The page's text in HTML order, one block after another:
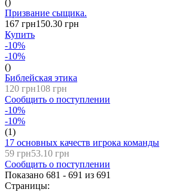
()
Призвание сыщика.
167 грн150.30 грн
Купить
-10%
-10%
()
Библейская этика
120 грн108 грн
Сообщить о поступлении
-10%
-10%
(1)
17 основных качеств игрока команды
59 грн53.10 грн
Сообщить о поступлении
Показано 681 - 691 из 691
Страницы: